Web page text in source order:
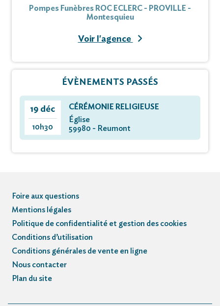
Pompes Funèbres ROC ECLERC - PROVILLE -
Montesquieu
Voir l'agence
ÉVÈNEMENTS PASSÉS
19 déc
10h30
CÉRÉMONIE RELIGIEUSE
Église
59980 - Reumont
Foire aux questions
Mentions légales
Politique de confidentialité et gestion des cookies
Conditions d’utilisation
Conditions générales de vente en ligne
Nous contacter
Plan du site